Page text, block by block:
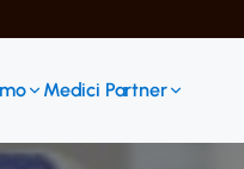
Medici Partner